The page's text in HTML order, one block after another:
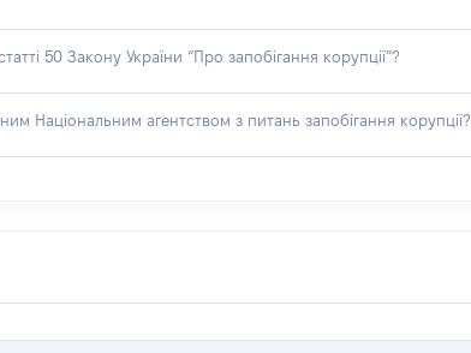
50 Закону України “Про запобігання корупції”?
Національним агентством з питань запобігання корупції?